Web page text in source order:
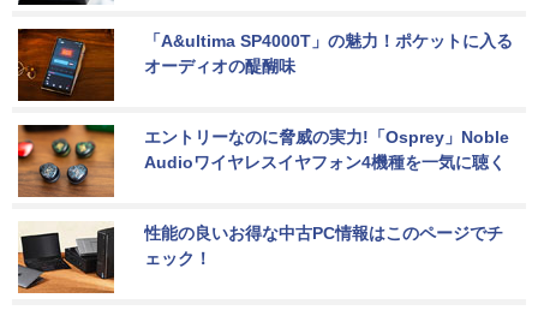
「A&ultima SP4000T」の魅力！ポケットに入る
オーディオの醍醐味
エントリーなのに脅威の実力!「Osprey」Noble
Audioワイヤレスイヤフォン4機種を一気に聴く
性能の良いお得な中古PC情報はこのページでチ
ェック！